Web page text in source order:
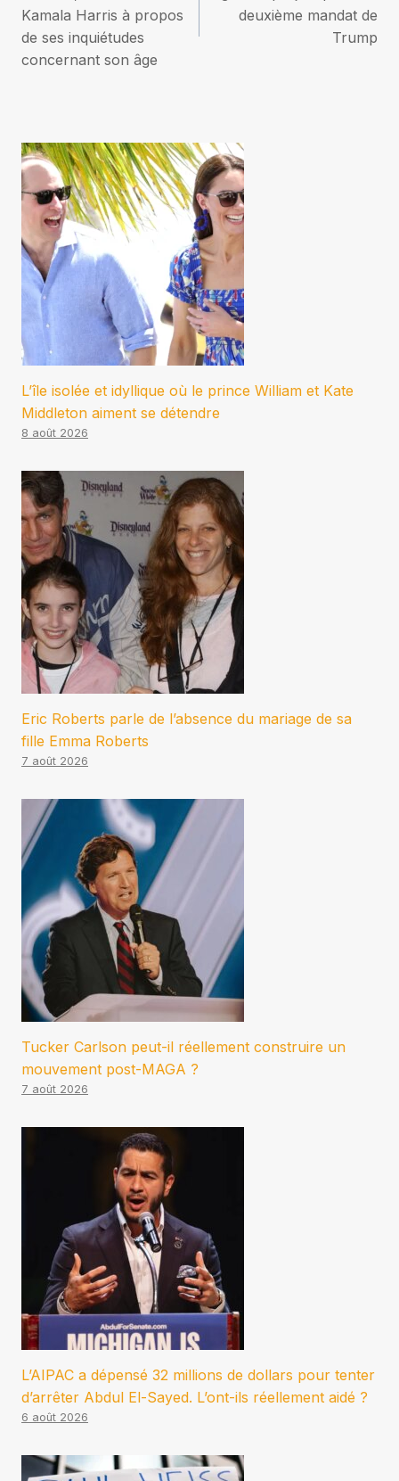
l’article
Kamala Harris à propos
de ses inquiétudes
concernant son âge
deuxième mandat de
Trump
L’île isolée et idyllique où le prince William et Kate
Middleton aiment se détendre
8 août 2026
Eric Roberts parle de l’absence du mariage de sa
fille Emma Roberts
7 août 2026
Tucker Carlson peut-il réellement construire un
mouvement post-MAGA ?
7 août 2026
L’AIPAC a dépensé 32 millions de dollars pour tenter
d’arrêter Abdul El-Sayed. L’ont-ils réellement aidé ?
6 août 2026